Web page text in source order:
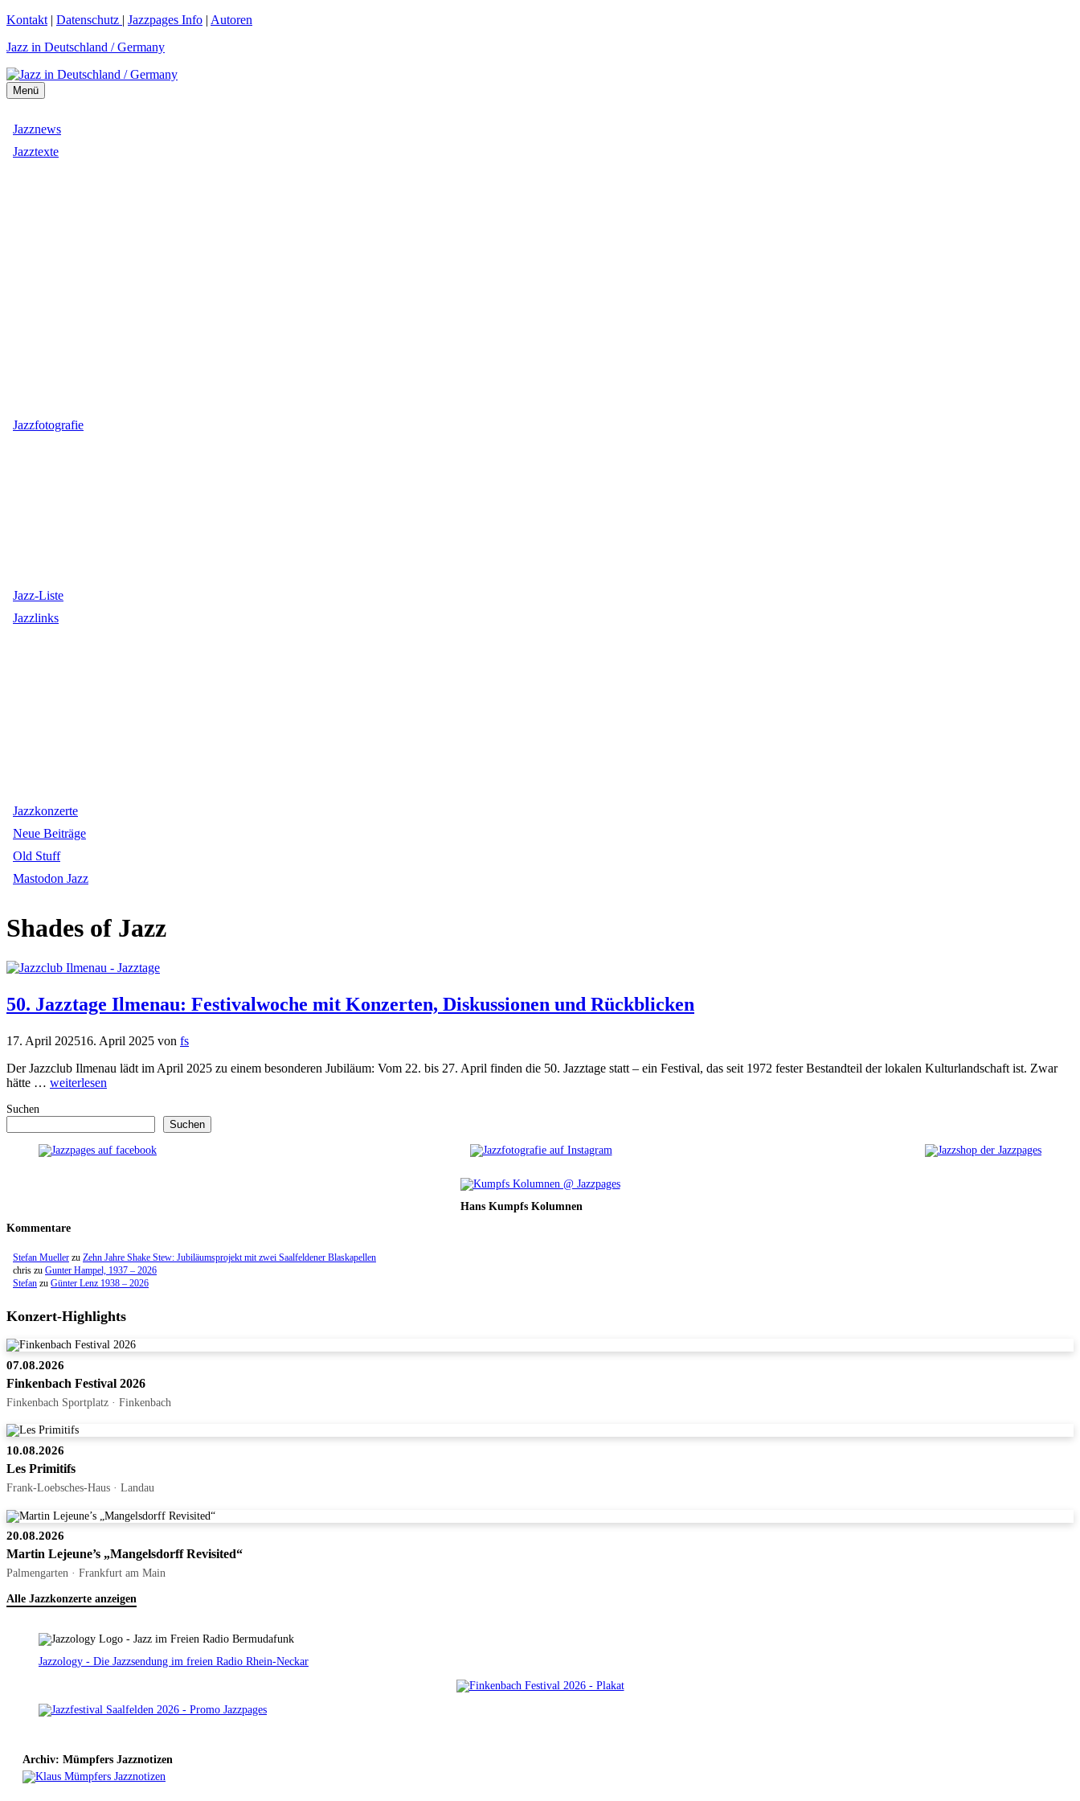
Zum
springen
Kontakt | Datenschutz | Jazzpages Info | Autoren
Jazz in Deutschland / Germany
Menü
Jazznews
Jazztexte
Jazzfotografie
Jazz-Liste
Jazzlinks
Jazzkonzerte
Neue Beiträge
Old Stuff
Mastodon Jazz
Shades of Jazz
50. Jazztage Ilmenau: Festivalwoche mit Konzerten, Diskussionen und Rückblicken
17. April 202516. April 2025 von fs
Der Jazzclub Ilmenau lädt im April 2025 zu einem besonderen Jubiläum: Vom 22. bis 27. April finden die 50. Jazztage statt – ein Festival, das seit 1972 fester Bestandteil der lokalen Kulturlandschaft ist. Zwar
hätte … weiterlesen
Suchen
Suchen
Hans Kumpfs Kolumnen
Kommentare
Stefan Mueller zu Zehn Jahre Shake Stew: Jubiläumsprojekt mit zwei Saalfeldener Blaskapellen
chris zu Gunter Hampel, 1937 – 2026
Stefan zu Günter Lenz 1938 – 2026
Konzert-Highlights
07.08.2026
Finkenbach Festival 2026
Finkenbach Sportplatz · Finkenbach
10.08.2026
Les Primitifs
Frank-Loebsches-Haus · Landau
20.08.2026
Martin Lejeune’s „Mangelsdorff Revisited“
Palmengarten · Frankfurt am Main
Alle Jazzkonzerte anzeigen
Jazzology - Die Jazzsendung im freien Radio Rhein-Neckar
Archiv: Mümpfers Jazznotizen